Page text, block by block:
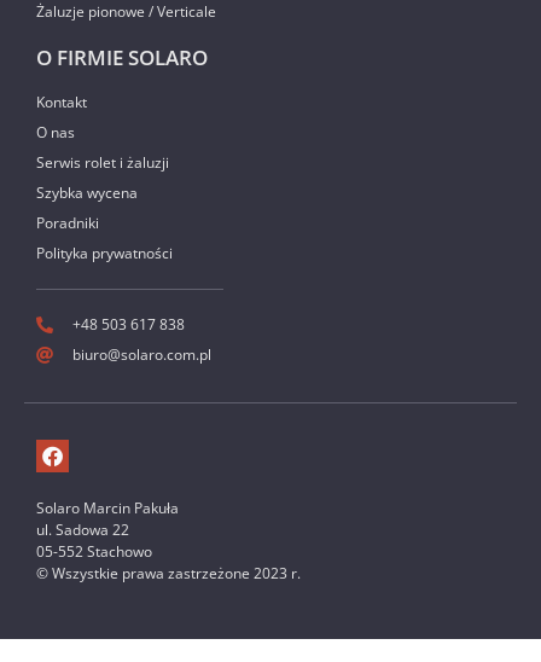
Żaluzje pionowe / Verticale
O FIRMIE SOLARO
Kontakt
O nas
Serwis rolet i żaluzji
Szybka wycena
Poradniki
Polityka prywatności
+48 503 617 838
biuro@solaro.com.pl
Solaro Marcin Pakuła
ul. Sadowa 22
05-552 Stachowo
© Wszystkie prawa zastrzeżone 2023 r.